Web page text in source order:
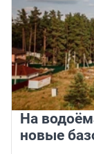
На
новые